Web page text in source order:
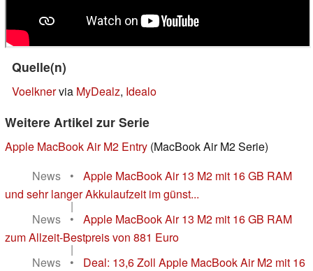
Quelle(n)
Voelknervia MyDealz, Idealo
Weitere Artikel zur Serie
Apple MacBook Air M2 Entry (MacBook Air M2 Serie)
News
•
Apple MacBook Air 13 M2 mit 16 GB RAM
und sehr langer Akkulaufzeit im günst...
|
News
•
Apple MacBook Air 13 M2 mit 16 GB RAM
zum Allzeit-Bestpreis von 881 Euro
|
News
•
Deal: 13,6 Zoll Apple MacBook Air M2 mit 16